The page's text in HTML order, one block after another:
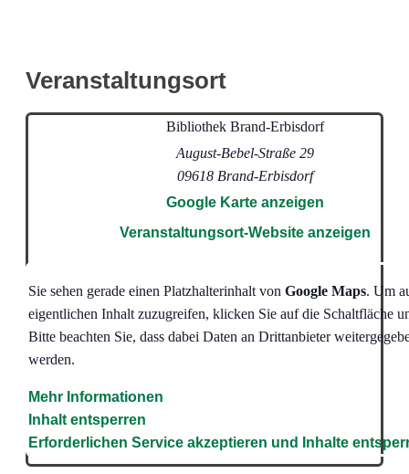
Veranstaltungsort
Bibliothek Brand-Erbisdorf
August-Bebel-Straße 29
09618 Brand-Erbisdorf
Google Karte anzeigen
Veranstaltungsort-Website anzeigen
Sie sehen gerade einen Platzhalterinhalt von Google Maps. Um
eigentlichen Inhalt zuzugreifen, klicken Sie auf die Schaltfläche
Bitte beachten Sie, dass dabei Daten an Drittanbieter
werden.
Mehr Informationen
Inhalt entsperren
Erforderlichen Service akzeptieren und Inhalte